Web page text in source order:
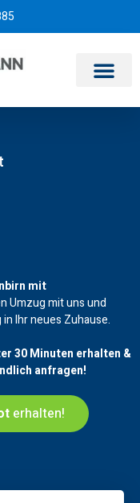
mit
Umzug mit uns und
Ihr neues Zuhause.
30 Minuten erhalten &
anfragen!
erhalten!